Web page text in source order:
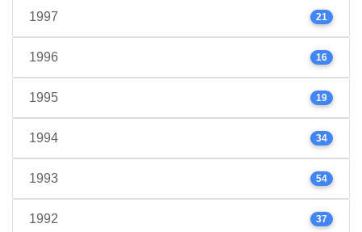
1997 21
1996 16
1995 19
1994 34
1993 54
1992 37